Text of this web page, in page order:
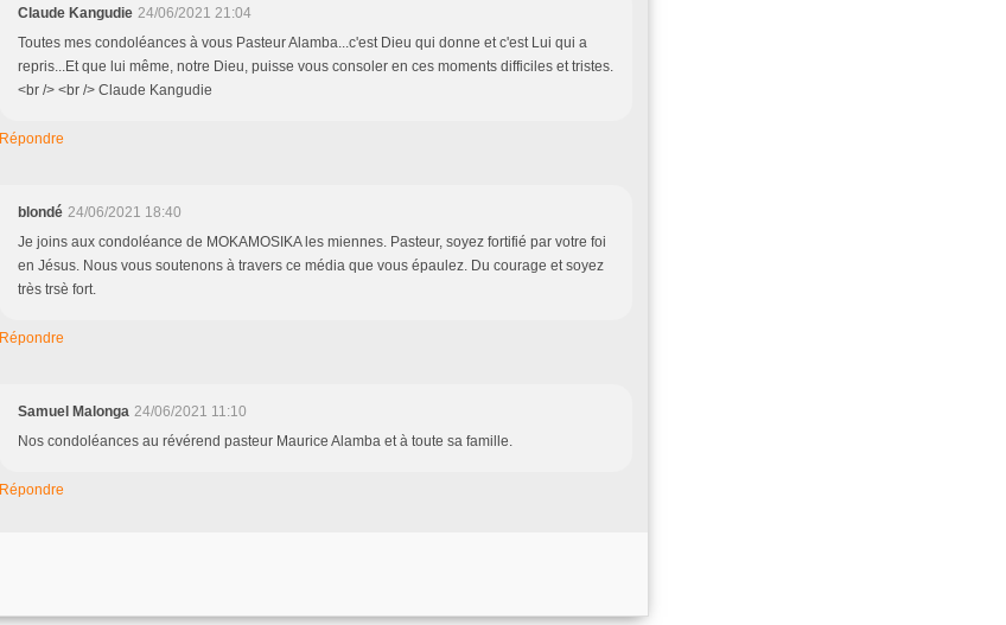
Claude Kangudie 24/06/2021 21:04
Toutes mes condoléances à vous Pasteur Alamba...c'est Dieu qui donne et c'est Lui qui a
repris...Et que lui même, notre Dieu, puisse vous consoler en ces moments difficiles et tristes.
<br /> <br /> Claude Kangudie
Répondre
blondé 24/06/2021 18:40
Je joins aux condoléance de MOKAMOSIKA les miennes. Pasteur, soyez fortifié par votre foi
en Jésus. Nous vous soutenons à travers ce média que vous épaulez. Du courage et soyez
très trsè fort.
Répondre
Samuel Malonga 24/06/2021 11:10
Nos condoléances au révérend pasteur Maurice Alamba et à toute sa famille.
Répondre